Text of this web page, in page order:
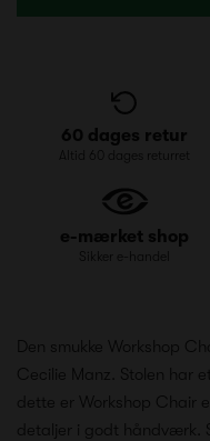
60 dages retur
Altid 60 dages returret
e-mærket shop
Sikker e-handel
Den smukke Workshop
Cecilie Manz. Stolen har
dette er Workshop Chair
detaljer i godt håndværk.